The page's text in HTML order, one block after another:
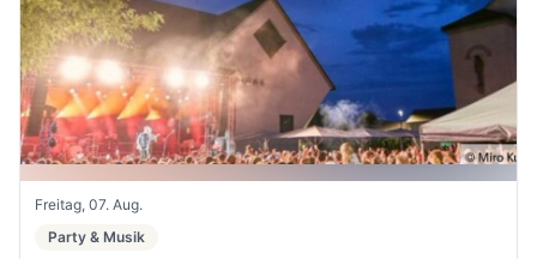
Freitag, 07. Aug.
Party & Musik